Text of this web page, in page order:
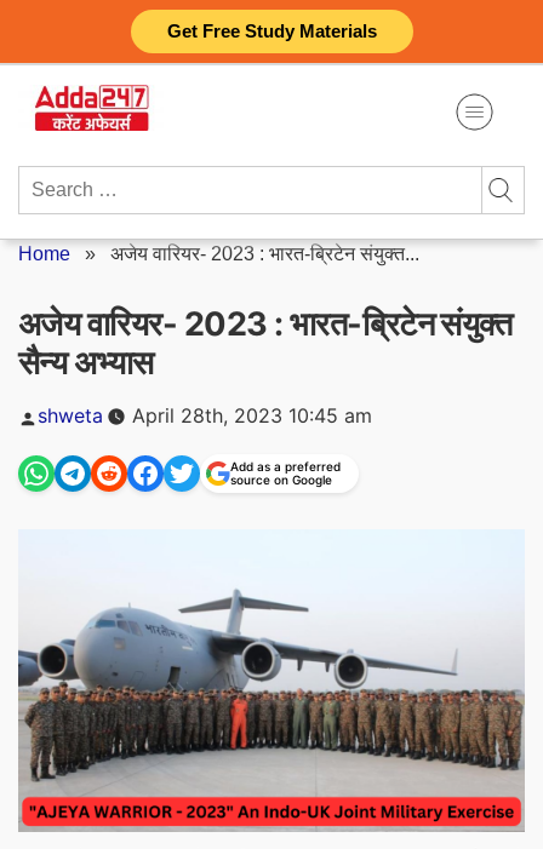
Get Free Study Materials
content
Search
Home » अजेय वारियर- 2023 : भारत-ब्रिटेन संयुक्त...
अजेय वारियर- 2023 : भारत-ब्रिटेन संयुक्त
सैन्य अभ्यास
Posted
by
shweta April 28th, 2023 10:45 am
Add as a preferred
source on Google